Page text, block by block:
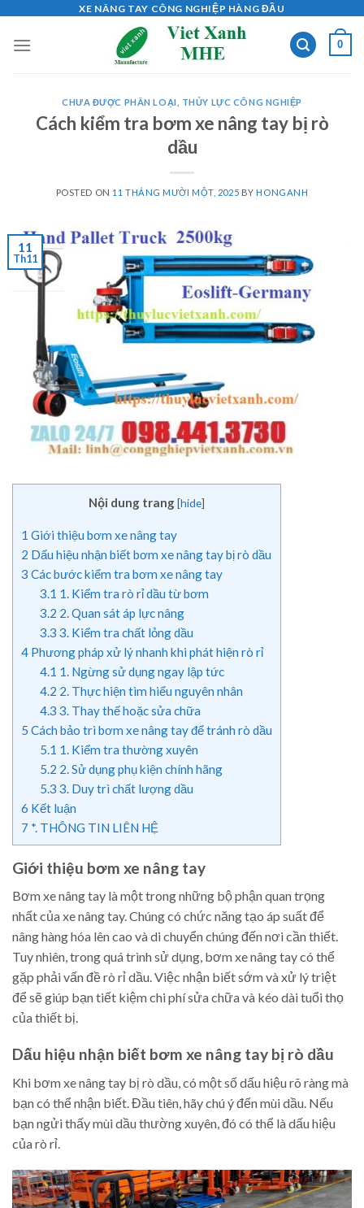
content
XE NÂNG TAY CÔNG NGHIỆP HÀNG ĐẦU
0
CHƯA ĐƯỢC PHÂN LOẠI THỦY LỰC CÔNG NGHIỆP
Cách kiểm tra bơm xe nâng tay bị rò
dầu
POSTED ON 11 THÁNG MƯỜI MỘT, 2025 BYHONGANH
11
Th11
Nội dung trang [hide]
1 Giới thiệu bơm xe nâng tay
2 Dấu hiệu nhận biết bơm xe nâng tay bị rò dầu
3 Các bước kiểm tra bơm xe nâng tay
3.1 1. Kiểm tra rò rỉ dầu từ bơm
3.2 2. Quan sát áp lực nâng
3.3 3. Kiểm tra chất lỏng dầu
4 Phương pháp xử lý nhanh khi phát hiện rò rỉ
4.1 1. Ngừng sử dụng ngay lập tức
4.2 2. Thực hiện tìm hiểu nguyên nhân
4.3 3. Thay thế hoặc sửa chữa
5 Cách bảo trì bơm xe nâng tay để tránh rò dầu
5.1 1. Kiểm tra thường xuyên
5.2 2. Sử dụng phụ kiện chính hãng
5.3 3. Duy trì chất lượng dầu
6 Kết luận
7 *. THÔNG TIN LIÊN HỆ
Giới thiệu bơm xe nâng tay
Bơm xe nâng tay là một trong những bộ phận quan trọng
nhất của xe nâng tay. Chúng có chức năng tạo áp suất để
nâng hàng hóa lên cao và di chuyển chúng đến nơi cần thiết.
Tuy nhiên, trong quá trình sử dụng, bơm xe nâng tay có thể
gặp phải vấn đề rò rỉ dầu. Việc nhận biết sớm và xử lý triệt
để sẽ giúp bạn tiết kiệm chi phí sửa chữa và kéo dài tuổi thọ
của thiết bị.
Dấu hiệu nhận biết bơm xe nâng tay bị rò dầu
Khi bơm xe nâng tay bị rò dầu, có một số dấu hiệu rõ ràng mà
bạn có thể nhận biết. Đầu tiên, hãy chú ý đến mùi dầu. Nếu
bạn ngửi thấy mùi dầu thường xuyên, đó có thể là dấu hiệu
của rò rỉ.